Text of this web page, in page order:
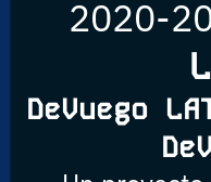
2020-
DeVuego